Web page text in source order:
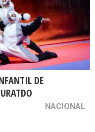
DE
NACIONAL